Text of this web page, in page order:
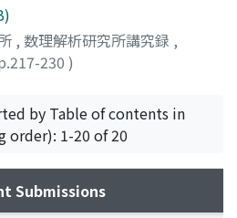
, 数理解析研究所講究録 ,
230 )
, トモヨシ;カツラダ, ヒデノリ
by Table of contents in
order): 1-20 of 20
Submissions